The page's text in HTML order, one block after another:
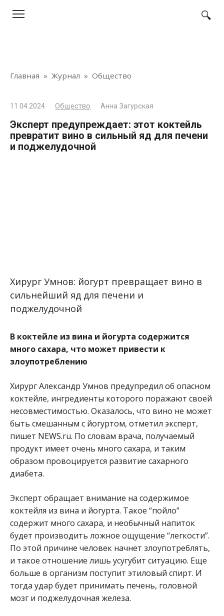
Главная » Журнал » Общество
11.04.2024 Общество Анна Загурская
Эксперт предупреждает: этот коктейль
превратит вино в сильный яд для печени
и поджелудочной
Хирург Умнов: йогурт превращает вино в
сильнейший яд для печени и
поджелудочной
В коктейле из вина и йогурта содержится
много сахара, что может привести к
злоупотреблению
Хирург Александр Умнов предупредил об опасном
коктейле, ингредиенты которого поражают своей
несовместимостью. Оказалось, что вино не может
быть смешанным с йогуртом, отметил эксперт,
пишет NEWS.ru. По словам врача, получаемый
продукт имеет очень много сахара, и таким
образом провоцируется развитие сахарного
диабета.
Эксперт обращает внимание на содержимое
коктейля из вина и йогурта. Такое “пойло”
содержит много сахара, и необычный напиток
будет производить ложное ощущение “легкости”.
По этой причине человек начнет злоупотреблять,
и такое отношение лишь усугубит ситуацию. Еще
больше в организм поступит этиловый спирт. И
тогда удар будет принимать печень, головной
мозг и поджелудочная железа.